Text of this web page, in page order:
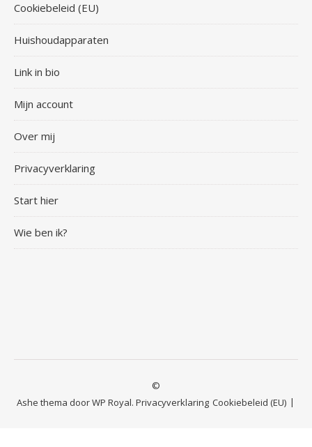
Cookiebeleid (EU)
Huishoudapparaten
Link in bio
Mijn account
Over mij
Privacyverklaring
Start hier
Wie ben ik?
©
Privacyverklaring Cookiebeleid (EU)
Ashe thema doorWP Royal.